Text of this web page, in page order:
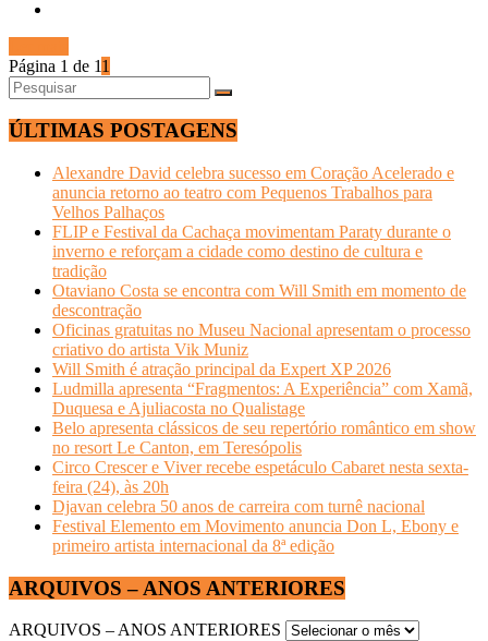
Página 1 de 11
ÚLTIMAS POSTAGENS
Alexandre David celebra sucesso em Coração Acelerado e
anuncia retorno ao teatro com Pequenos Trabalhos para
Velhos Palhaços
FLIP e Festival da Cachaça movimentam Paraty durante o
inverno e reforçam a cidade como destino de cultura e
tradição
Otaviano Costa se encontra com Will Smith em momento de
descontração
Oficinas gratuitas no Museu Nacional apresentam o processo
criativo do artista Vik Muniz
Will Smith é atração principal da Expert XP 2026
Ludmilla apresenta “Fragmentos: A Experiência” com Xamã,
Duquesa e Ajuliacosta no Qualistage
Belo apresenta clássicos de seu repertório romântico em show
no resort Le Canton, em Teresópolis
Circo Crescer e Viver recebe espetáculo Cabaret nesta sexta-
feira (24), às 20h
Djavan celebra 50 anos de carreira com turnê nacional
Festival Elemento em Movimento anuncia Don L, Ebony e
primeiro artista internacional da 8ª edição
ARQUIVOS – ANOS ANTERIORES
ARQUIVOS – ANOS ANTERIORES